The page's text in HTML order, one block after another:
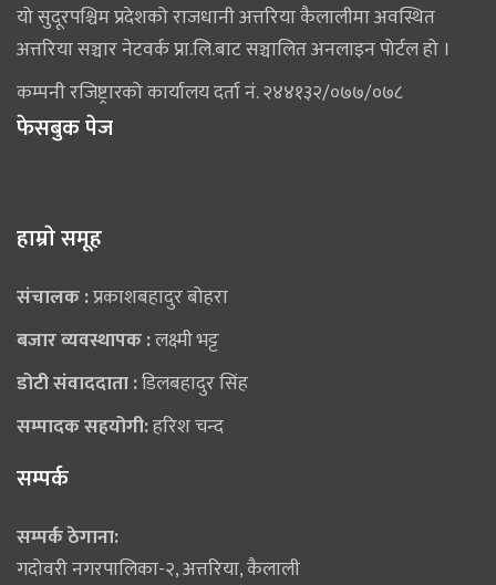
यो सुदूरपश्चिम प्रदेशको राजधानी अत्तरिया कैलालीमा अवस्थित
अत्तरिया सञ्चार नेटवर्क प्रा.लि.बाट सञ्चालित अनलाइन पोर्टल हो ।
कम्पनी रजिष्ट्रारको कार्यालय दर्ता नं. २४४१३२/०७७/०७८
फेसबुक पेज
हाम्राे समूह
संचालक :प्रकाशबहादुर बोहरा
बजार व्यवस्थापक :लक्ष्मी भट्ट
डोटी संवाददाता :डिलबहादुर सिंह
सम्पादक सहयोगी:हरिश चन्द
सम्पर्क
सम्पर्क ठेगाना:
गदोवरी नगरपालिका-२, अत्तरिया, कैलाली